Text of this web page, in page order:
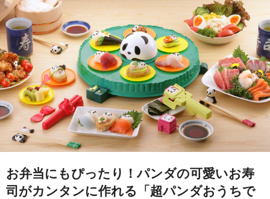
お弁当にもぴったり！パンダの可愛いお寿
司がカンタンに作れる「超パンダおうちで